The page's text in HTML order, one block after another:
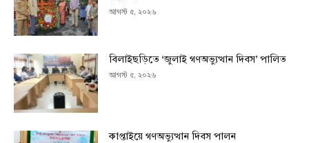
আগস্ট ৫, ২০২৬
বিলাইছড়িতে ‘জুলাই গণঅভ্যুত্থান দিবস’ পালিত
আগস্ট ৫, ২০২৬
কাপ্তাইয়ে গণঅভ্যুত্থান দিবস পালন